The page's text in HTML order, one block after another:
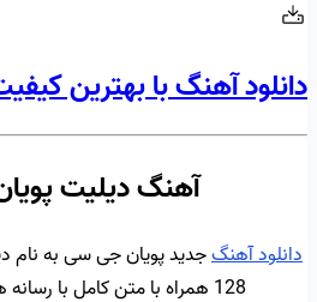
دانلود آهنگ با بهترین
آهنگ دیلیت
دانلود آهنگ
128 همراه با متن کامل با رسانه هورادی همراه باشید.